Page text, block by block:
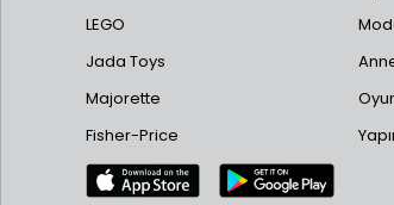
LEGO
Jada Toys
Majorette
Fisher-Price